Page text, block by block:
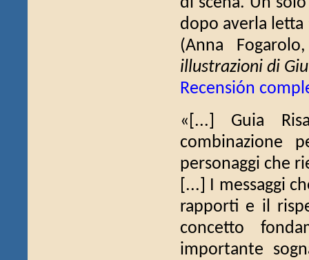
dopo averla letta
(Anna
illustrazioni di
Recensión
«[...] Guia
combinazione
personaggi che
[...] I messaggi
rapporti e il
concetto
importante